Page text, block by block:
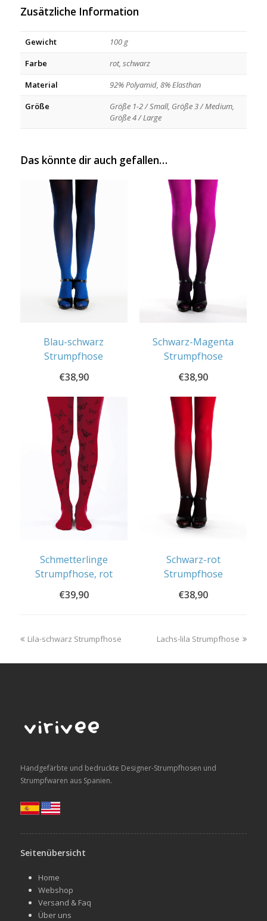
Zusätzliche Information
Gewicht
100 g
Farbe
rot, schwarz
Material
92% Polyamid, 8% Elasthan
Größe
Größe 1-2 / Small, Größe 3 / Medium,
Größe 4 / Large
Das könnte dir auch gefallen…
Blau-schwarz
Strumpfhose
€38,90
Schwarz-Magenta
Strumpfhose
€38,90
Schmetterlinge
Strumpfhose, rot
€39,90
Schwarz-rot
Strumpfhose
€38,90
previous
Lila-schwarz Strumpfhose
next
Lachs-lila Strumpfhose
Handgefärbte und bedruckte Designer-Strumpfhosen und
Strumpfwaren aus Spanien.
Seitenübersicht
Home
Webshop
Versand & Faq
Über uns